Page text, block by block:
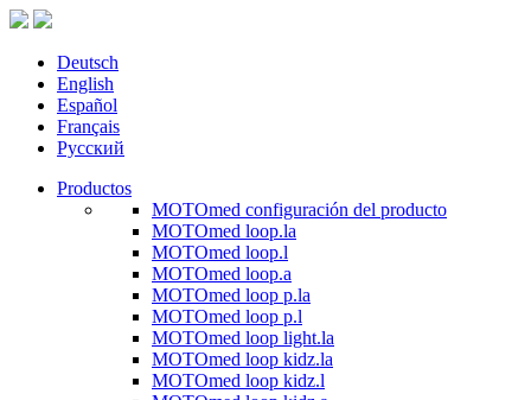
Deutsch
English
Español
Français
Русский
Productos
MOTOmed configuración del producto
MOTOmed loop.la
MOTOmed loop.l
MOTOmed loop.a
MOTOmed loop p.la
MOTOmed loop p.l
MOTOmed loop light.la
MOTOmed loop kidz.la
MOTOmed loop kidz.l